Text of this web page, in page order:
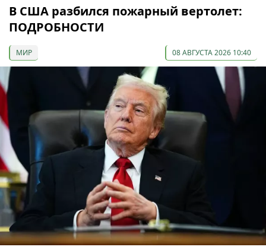
В США разбился пожарный вертолет:
ПОДРОБНОСТИ
МИР 08 АВГУСТА 2026 10:40